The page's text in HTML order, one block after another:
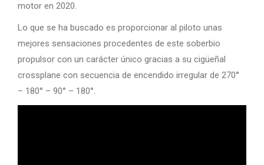
motor en 2020.
Lo que se ha buscado es proporcionar al piloto unas
mejores sensaciones procedentes de este soberbio
propulsor con un carácter único gracias a su cigüeñal
crossplane con secuencia de encendido irregular de 270°
– 180° – 90° – 180°.